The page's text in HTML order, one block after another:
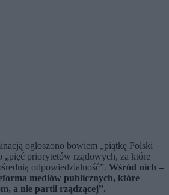
ogłoszono bowiem „piątkę Polski
„pięć priorytetów rządowych, za które
odpowiedzialność”. Wśród nich –
mediów publicznych, które
a nie partii rządzącej”.